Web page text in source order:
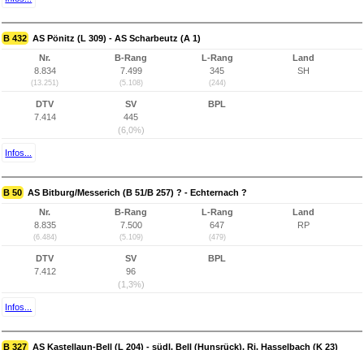
B 432 AS Pönitz (L 309) - AS Scharbeutz (A 1)
Nr.
8.834
(13.251)
B-Rang
7.499
(5.108)
L-Rang
345
(244)
Land
SH
DTV
7.414
SV
445
(6,0%)
BPL
Infos...
B 50 AS Bitburg/Messerich (B 51/B 257) ? - Echternach ?
Nr.
8.835
(6.484)
B-Rang
7.500
(5.109)
L-Rang
647
(479)
Land
RP
DTV
7.412
SV
96
(1,3%)
BPL
Infos...
B 327 AS Kastellaun-Bell (L 204) - südl. Bell (Hunsrück), Ri. Hasselbach (K 23)